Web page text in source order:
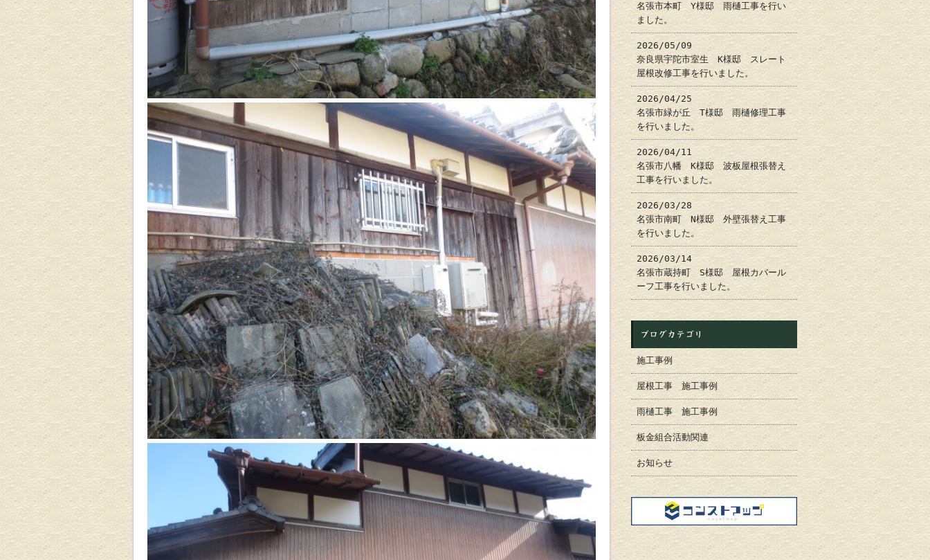
名張市本町 Y様邸 雨樋工事を行い
ました。
2026/05/09
奈良県宇陀市室生 K様邸 スレート
屋根改修工事を行いました。
2026/04/25
名張市緑が丘 T様邸 雨樋修理工事
を行いました。
2026/04/11
名張市八幡 K様邸 波板屋根張替え
工事を行いました。
2026/03/28
名張市南町 N様邸 外壁張替え工事
を行いました。
2026/03/14
名張市蔵持町 S様邸 屋根カバール
ーフ工事を行いました。
ブログカテゴリ
施工事例
屋根工事 施工事例
雨樋工事 施工事例
板金組合活動関連
お知らせ